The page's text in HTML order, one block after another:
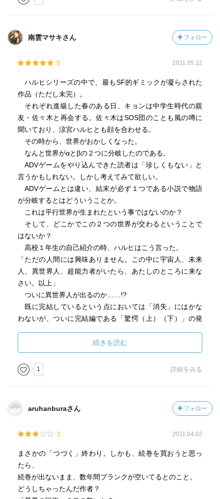
・電話の相手は佐々木
・日曜日に佐々木、周防九曜（天蓋領域）、橘京子（超能
間に入る 喫茶店に喜緑さん
・佐々木と藤原は喫茶店に残ってなにか話をしていたらし
・月曜日、授業中の夢に佐々木が出る そこで「恋愛感情
は精神病の一種」とハルヒと同じ事を言う 佐々木は自分
を枠にはめているようだと国木田
・朝比奈さんが昇格か？
・団員募集の張り紙
～次巻へ
南雲マサキさん フォロー
5 2011.05.12
ハルヒシリーズの中で、最もSF的ギミックが凝らされた
作品（ただし未完）。
それぞれ進級した春のある日、キョンは中学生時代の親
友・佐々木と再会する。佐々木はSOS団のことも風の噂に
聞いており、涼宮ハルヒとも顔を合わせる。
その時から、世界がおかしくなった。
なんと世界がαとβの２つに分岐したのである。
ADVゲームをやり込んできた読者は「珍しくもない」と
言うかもしれない。しかし考えてみて欲しい。
ADVゲームとは違い、結末が必ず１つである小説で物語
が分岐するとはどういうことか。
これは平行世界が生まれたという事ではないのか？
そして、どこかでこの２つの世界が交わるということで
はないか？
高校１年生の自己紹介の時、ハルヒはこう言った。
「ただの人間には興味ありません。この中に宇宙人、未来
人、異世界人、超能力者がいたら、あたしのところに来な
さい。以上」
ついに異世界人が出るのか……!?
既に完結しているという点においては「消失」にはかな
わないが、ついに完結編である「驚愕（上）（下）」の発
未読の方はぜひこの機会に読んで欲しい。
続きを読む
1 詳細をみる
aruhanburaさん フォロー
3 2011.04.02
まさかの「つづく」終わり。しかも、続巻を買おうと思っ
たら、
続巻が出ないまま、数年間ブランクが空いてるとのこと。
どうしちゃったんだ作者？